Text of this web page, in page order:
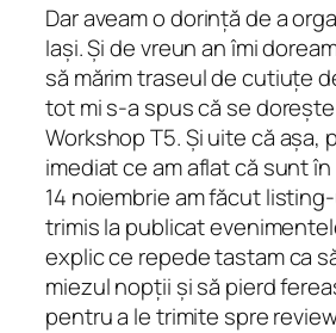
Dar aveam o dorință de a
Iași. Și de vreun an îmi
să mărim traseul de cutiuțe
tot mi s-a spus că se
Workshop T5. Și uite că așa,
imediat ce am aflat că sunt în
14 noiembrie am făcut
trimis la publicat
explic ce repede tastam ca
miezul nopții și să pierd
pentru a le trimite spre